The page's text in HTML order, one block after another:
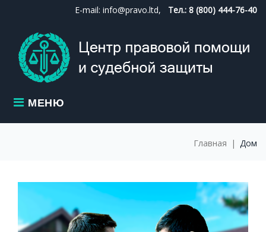
content
E-mail: info@pravo.ltd, Тел.: 8 (800) 444-76-40
МЕНЮ
Главная | Дом
МЕТКА: